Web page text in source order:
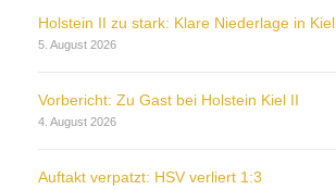
Holstein II zu stark: Klare Niederlage in Kiel
5. August 2026
Vorbericht: Zu Gast bei Holstein Kiel II
4. August 2026
Auftakt verpatzt: HSV verliert 1:3